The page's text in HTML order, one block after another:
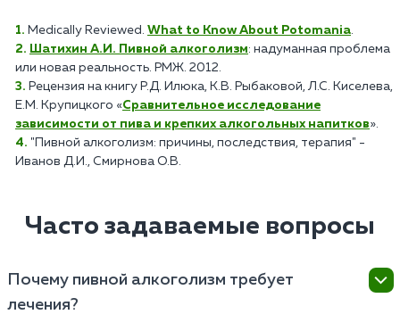
Medically Reviewed. What to Know About Potomania.
Шатихин А.И. Пивной алкоголизм: надуманная проблема
или новая реальность. РМЖ. 2012.
Рецензия на книгу Р.Д. Илюка, К.В. Рыбаковой, Л.С. Киселева,
Е.М. Крупицкого «Сравнительное исследование
зависимости от пива и крепких алкогольных напитков».
"Пивной алкоголизм: причины, последствия, терапия" -
Иванов Д.И., Смирнова О.В.
Часто задаваемые вопросы
Почему пивной алкоголизм требует
лечения?